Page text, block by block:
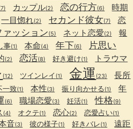
カップル(2) 恋の行方(6) 時期
一目惚れ(2) セカンド彼女(7)
恋
ァッション(5) ネット恋愛(2)
報
事(1) 本命(4) 年下(6) 片思い
(2) 恋活(8) 好き避け(1) トラウマ
(12) ツインレイ (1) 金運 (23)
長所
一致(1) 本性(3) 振り向かせる (1)
年
(6) 職場恋愛(3) 妊活(1) 性格(9)
(4) オクテ(1) 恋心(2) 恋愛占い(1)
音(3) 彼の様子(1) 好きバレ(1)
遠距